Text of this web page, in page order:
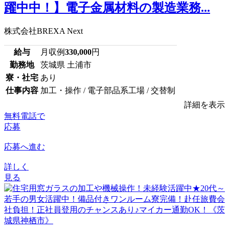
躍中中！】電子金属材料の製造業務...
株式会社BREXA Next
給与 月収例330,000円
勤務地
茨城県 土浦市
寮・社宅 あり
仕事内容 加工・操作 / 電子部品系工場 / 交替制
詳細を表示
無料電話で
応募
応募へ進む
詳しく
見る